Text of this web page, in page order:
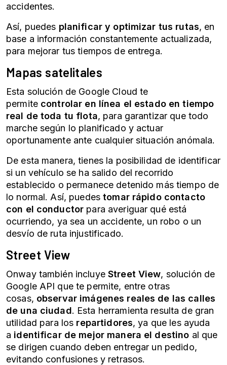
accidentes.
Así, puedes planificar y optimizar tus rutas, en
base a información constantemente actualizada,
para mejorar tus tiempos de entrega.
Mapas satelitales
Esta solución de Google Cloud te
permite controlar en línea el estado en tiempo
real de toda tu flota, para garantizar que todo
marche según lo planificado y actuar
oportunamente ante cualquier situación anómala.
De esta manera, tienes la posibilidad de identificar
si un vehículo se ha salido del recorrido
establecido o permanece detenido más tiempo de
lo normal. Así, puedes tomar rápido contacto
con el conductor para averiguar qué está
ocurriendo, ya sea un accidente, un robo o un
desvío de ruta injustificado.
Street View
Onway también incluye Street View, solución de
Google API que te permite, entre otras
cosas, observar imágenes reales de las calles
de una ciudad. Esta herramienta resulta de gran
utilidad para los repartidores, ya que les ayuda
a identificar de mejor manera el destino al que
se dirigen cuando deben entregar un pedido,
evitando confusiones y retrasos.